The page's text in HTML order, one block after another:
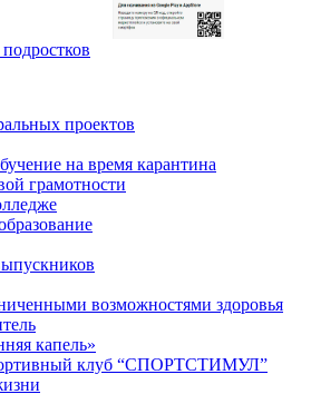
проектов
на время карантина
грамотности
возможностями здоровья
капель»
клуб “СПОРТСТИМУЛ”